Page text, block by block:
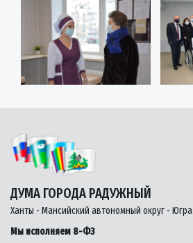
ДУМА ГОРОДА РАДУЖНЫЙ
Ханты - Мансийский автономный округ - Югра
Мы исполняем 8-ФЗ